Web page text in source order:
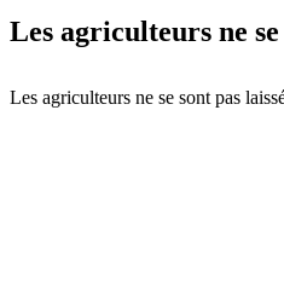
Les agriculteurs ne
Les agriculteurs ne se sont pas